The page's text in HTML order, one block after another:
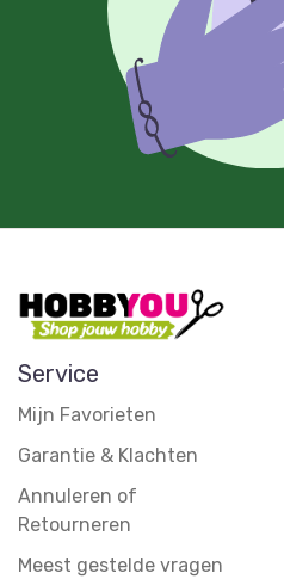
Service
Mijn Favorieten
Garantie & Klachten
Annuleren of
Retourneren
Meest gestelde vragen